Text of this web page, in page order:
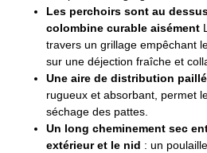
Les perchoirs sont au
colombine curable aisément
travers un grillage empêchant
sur une déjection fraîche et
Une aire de distribution
rugueux et absorbant, permet
séchage des pattes.
Un long cheminement sec
extérieur et le nid : un